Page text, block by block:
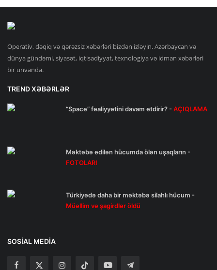
Operativ, dəqiq və qərəzsiz xəbərləri bizdən izləyin. Azərbaycan və
dünya gündəmi, siyasət, iqtisadiyyat, texnologiya və idman xəbərləri
bir ünvanda.
TREND XƏBƏRLƏR
“Space” fəaliyyətini davam etdirir? -AÇIQLAMA
Məktəbə edilən hücumda ölən uşaqların -
FOTOLARI
Türkiyədə daha bir məktəbə silahlı hücum -
Müəllim və şagirdlər öldü
SOSIAL MEDIA